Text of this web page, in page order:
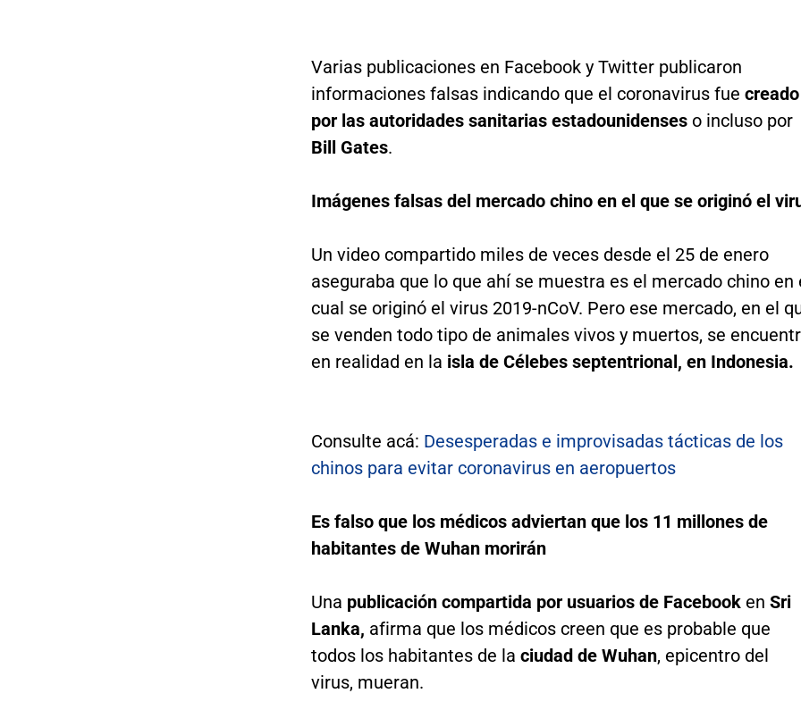
Varias publicaciones en Facebook y Twitter publicaron
informaciones falsas indicando que el coronavirus fue creado
por las autoridades sanitarias estadounidenseso incluso por
Bill Gates.
Imágenes falsas del mercado chino en el que se originó el
Un video compartido miles de veces desde el 25 de enero
aseguraba que lo que ahí se muestra es el mercado chino en
cual se originó el virus 2019-nCoV. Pero ese mercado, en el
se venden todo tipo de animales vivos y muertos, se
en realidad en la isla de Célebes septentrional, en Indonesia.
Consulte acá: Desesperadas e improvisadas tácticas de los
chinos para evitar coronavirus en aeropuertos
Es falso que los médicos adviertan que los 11 millones de
habitantes de Wuhan morirán
Una publicación compartida por usuarios de Facebook en Sri
Lanka, afirma que los médicos creen que es probable que
todos los habitantes de la ciudad de Wuhan, epicentro del
virus, mueran.